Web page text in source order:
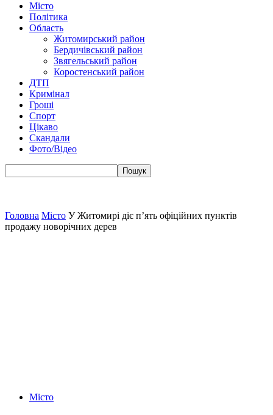
Місто
Політика
Область
Житомирський район
Бердичівський район
Звягельський район
Коростенський район
ДТП
Кримінал
Гроші
Спорт
Цікаво
Скандали
Фото/Відео
Головна Місто У Житомирі діє п’ять офіційних пунктів
продажу новорічних дерев
Місто